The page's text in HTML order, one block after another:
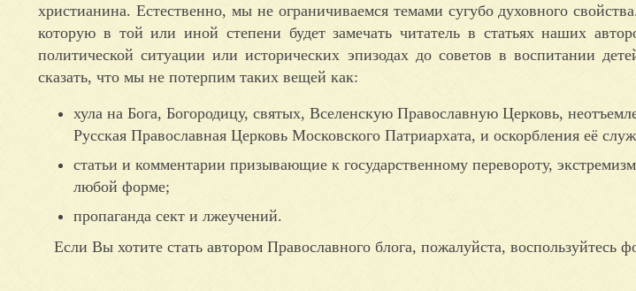
христианина. Естественно, мы не ограничиваемся темами сугубо духовного
которую в той или иной степени будет замечать читатель в статьях наших
политической ситуации или исторических эпизодах до советов в воспитании
сказать, что мы не потерпим таких вещей как:
хула на Бога, Богородицу, святых, Вселенскую Православную Церковь,
Русская Православная Церковь Московского Патриархата, и оскорбления её
статьи и комментарии призывающие к государственному перевороту,
любой форме;
пропаганда сект и лжеучений.
Если Вы хотите стать автором Православного блога, пожалуйста, воспользуйтесь